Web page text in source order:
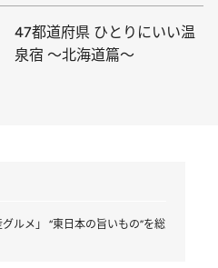
47都道府県 ひとりにいい温
泉宿 ～北海道篇～
ルメ」 “東日本の旨いもの”を総